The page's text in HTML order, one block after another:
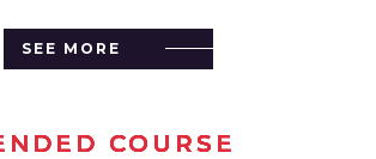
SEE MORE
COURSE